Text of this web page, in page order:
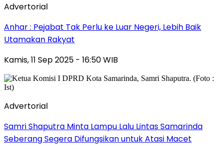
Advertorial
Anhar : Pejabat Tak Perlu ke Luar Negeri, Lebih Baik
Utamakan Rakyat
Kamis, 11 Sep 2025 - 16:50 WIB
Advertorial
Samri Shaputra Minta Lampu Lalu Lintas Samarinda
Seberang Segera Difungsikan untuk Atasi Macet